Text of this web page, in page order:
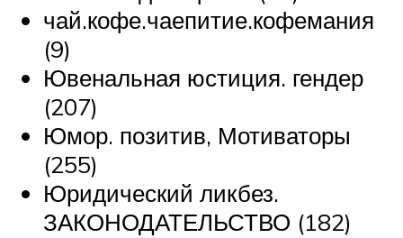
чай.кофе.чаепитие.кофемания
(9)
Ювенальная юстиция. гендер
(207)
Юмор. позитив, Мотиваторы
(255)
Юридический ликбез.
ЗАКОНОДАТЕЛЬСТВО (182)